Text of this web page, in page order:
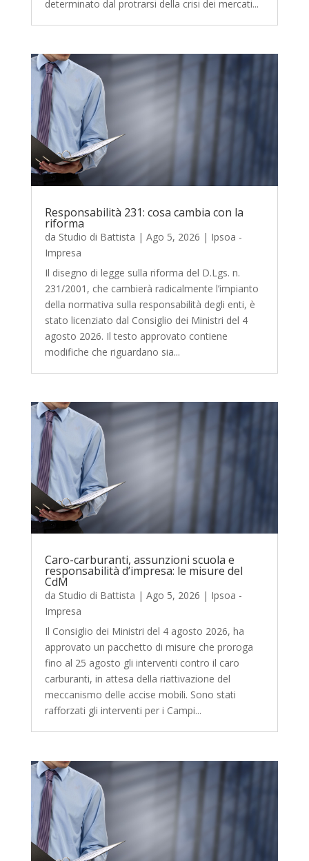
determinato dal protrarsi della crisi dei mercati...
Responsabilità 231: cosa cambia con la
riforma
da Studio di Battista | Ago 5, 2026 | Ipsoa -
Impresa
Il disegno di legge sulla riforma del D.Lgs. n.
231/2001, che cambierà radicalmente l’impianto
della normativa sulla responsabilità degli enti, è
stato licenziato dal Consiglio dei Ministri del 4
agosto 2026. Il testo approvato contiene
modifiche che riguardano sia...
Caro-carburanti, assunzioni scuola e
responsabilità d’impresa: le misure del
CdM
da Studio di Battista | Ago 5, 2026 | Ipsoa -
Impresa
Il Consiglio dei Ministri del 4 agosto 2026, ha
approvato un pacchetto di misure che proroga
fino al 25 agosto gli interventi contro il caro
carburanti, in attesa della riattivazione del
meccanismo delle accise mobili. Sono stati
rafforzati gli interventi per i Campi...